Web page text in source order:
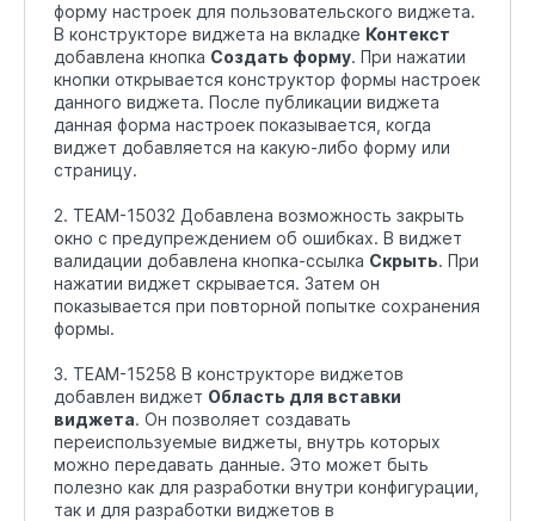
форму настроек для пользовательского виджета.
В конструкторе виджета на вкладке Контекст
добавлена кнопка Создать форму. При нажатии
кнопки открывается конструктор формы настроек
данного виджета. После публикации виджета
данная форма настроек показывается, когда
виджет добавляется на какую-либо форму или
страницу.
2. TEAM-15032 Добавлена возможность закрыть
окно с предупреждением об ошибках. В виджет
валидации добавлена кнопка-ссылка Скрыть. При
нажатии виджет скрывается. Затем он
показывается при повторной попытке сохранения
формы.
3. TEAM-15258 В конструкторе виджетов
добавлен виджет Область для вставки
виджета. Он позволяет создавать
переиспользуемые виджеты, внутрь которых
можно передавать данные. Это может быть
полезно как для разработки внутри конфигурации,
так и для разработки виджетов в